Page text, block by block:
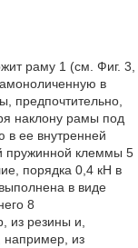
раму 1 (см. Фиг. 3,
в
предпочтительно,
наклону рамы под
в ее внутренней
пружинной клеммы 5
порядка 0,4 кН в
в виде
8
из резины и,
например, из